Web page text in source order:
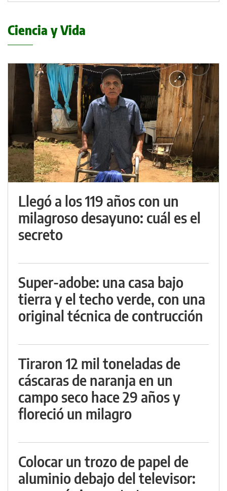
Ciencia y Vida
Llegó a los 119 años con un
milagroso desayuno: cuál es el
secreto
Super-adobe: una casa bajo
tierra y el techo verde, con una
original técnica de contrucción
Tiraron 12 mil toneladas de
cáscaras de naranja en un
campo seco hace 29 años y
floreció un milagro
Colocar un trozo de papel de
aluminio debajo del televisor: